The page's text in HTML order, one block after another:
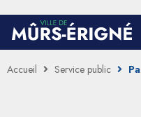
Accueil Service public